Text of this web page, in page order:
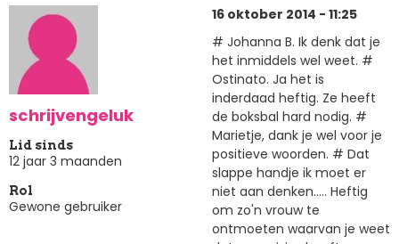
schrijvengeluk
Lid sinds
12 jaar 3 maanden
Rol
Gewone gebruiker
16 oktober 2014 - 11:25
# Johanna B. Ik denk dat je
het inmiddels wel weet. #
Ostinato. Ja het is
inderdaad heftig. Ze heeft
de boksbal hard nodig. #
Marietje, dank je wel voor je
positieve woorden. # Dat
slappe handje ik moet er
niet aan denken..... Heftig
om zo'n vrouw te
ontmoeten waarvan je weet